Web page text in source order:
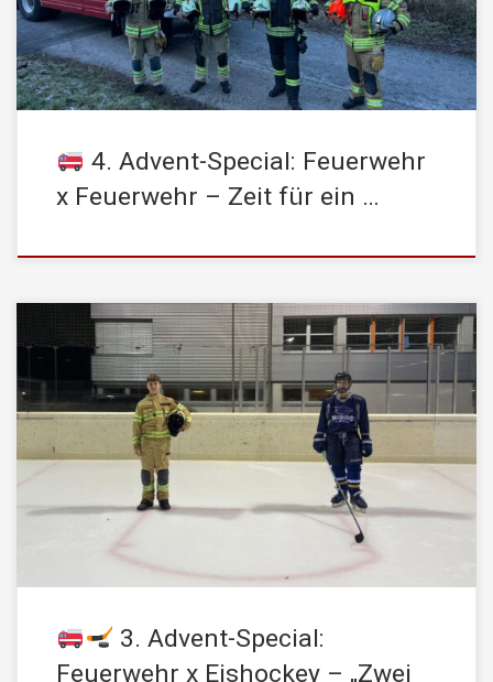
Österreich können Feuerwehrmitglieder bei einer anderen
Freiwilligen Feuerwehr mitwirken […]
4. Advent-Special: Feuerwehr
x Feuerwehr – Zeit für ein …
Zum 3. Advent möchten wir euch Tobias vorstellen, der zeigt, wie
man Ehrenamt und Hobby erfolgreich unter einen Hut bekommt!
Tobias ist nicht nur ein Mitglied der STADTFEUERWEHR
Kufstein, sondern auch aktiver Spieler bei den HC Kufstein
Dragons. Egal ob auf dem Eis oder im Einsatzwagen – er ist ein
3. Advent-Special:
Feuerwehr x Eishockey – „Zwei